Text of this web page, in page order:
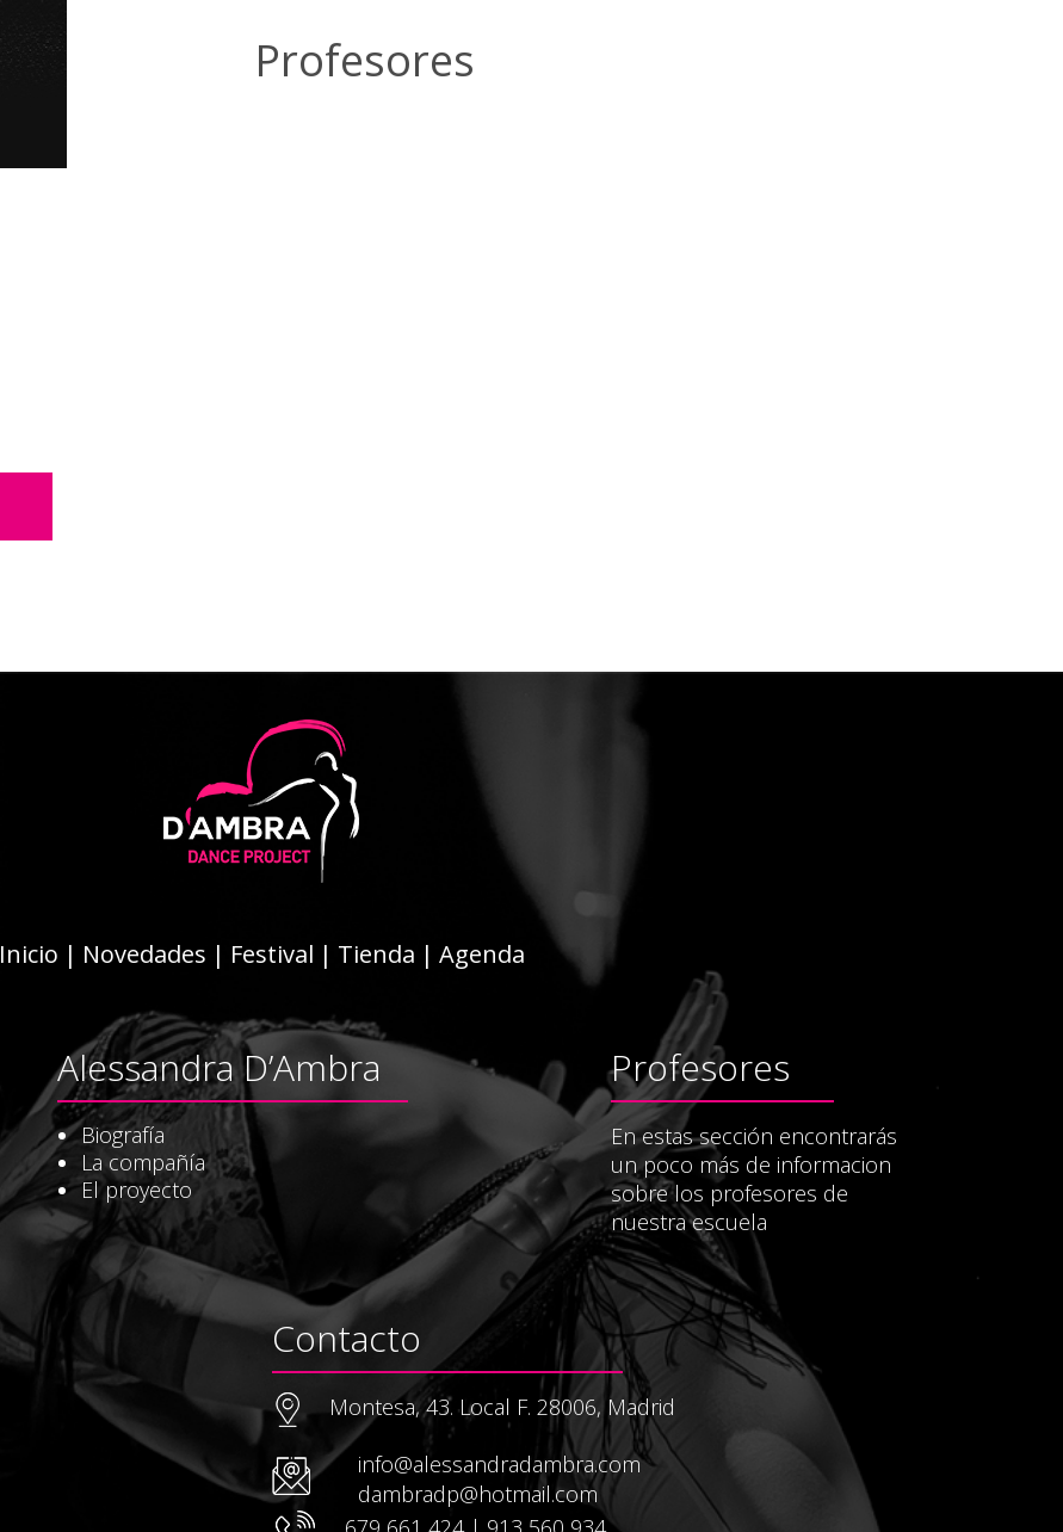
Profesores
Inicio | Novedades | Festival | Tienda | Agenda
Alessandra D’Ambra
Biografía
La compañía
El proyecto
Profesores
En estas sección encontrarás
un poco más de informacion
sobre los profesores de
nuestra escuela
Contacto
Montesa, 43. Local F. 28006, Madrid
info@alessandradambra.com
dambradp@hotmail.com